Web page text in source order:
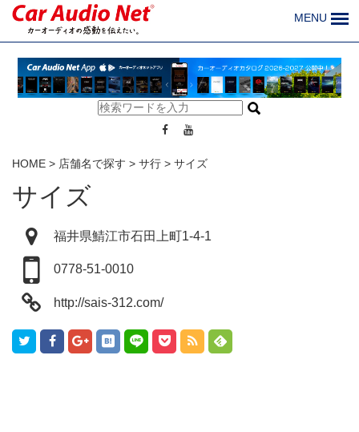
MENU
HOME > 店舗名で探す > サ行 > サイズ
サイズ
福井県鯖江市石田上町1-4-1
0778-51-0010
http://sais-312.com/